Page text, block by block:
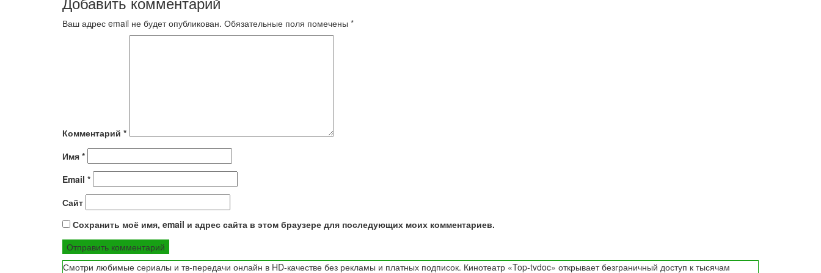
записям
Ваш адрес email не будет опубликован. Обязательные поля помечены *
Комментарий *
Имя *
Email *
Сайт
Сохранить моё имя, email и адрес сайта в этом браузере для последующих моих комментариев.
Смотри любимые сериалы и тв-передачи онлайн в HD-качестве без рекламы и платных подписок. Кинотеатр «Top-tvdoc» открывает безграничный доступ к тысячам